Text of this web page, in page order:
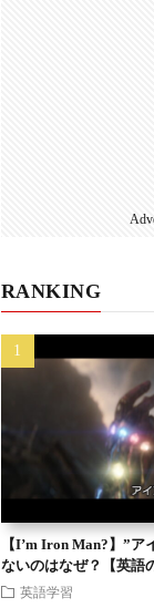
RANKING
【I’m Iron Man?】”
ないのはなぜ？【英語
英語学習